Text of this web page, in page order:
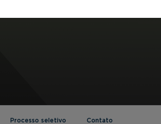
Processo seletivo Contato